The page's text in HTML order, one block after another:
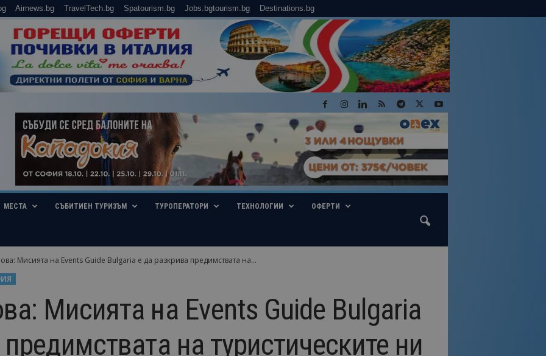
Airnews.bg TravelTech.bg Spatourism.bg Jobs.bgtourism.bg Destinations.bg
МЕСТА СЪБИТИЕН ТУРИЗЪМ ТУРОПЕРАТОРИ ТЕХНОЛОГИИ ОФЕРТИ
Мисията на Еvents Guide Bulgaria е да разкрива предимствата на...
Мисията на Еvents Guide Bulgaria
на туристическите ни